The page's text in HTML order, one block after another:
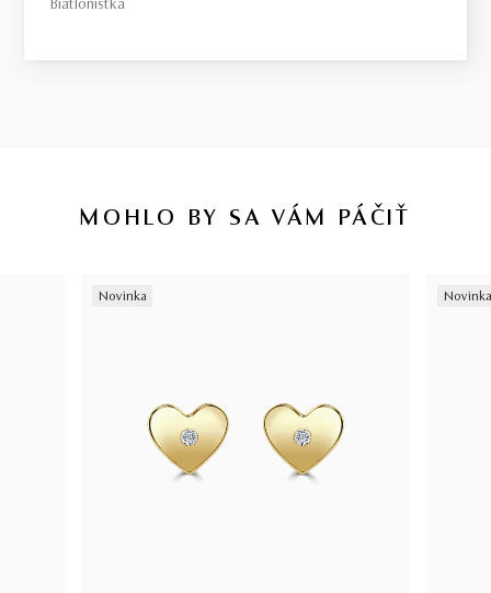
Biatlonistka
MOHLO BY SA VÁM PÁČIŤ
Novinka Novinka